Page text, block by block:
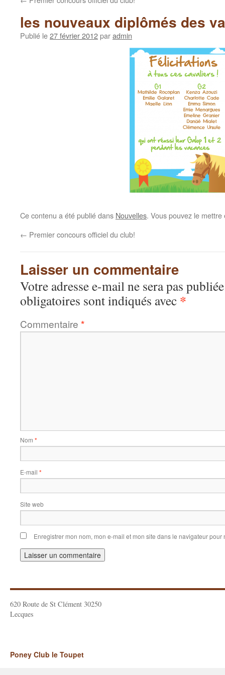
les nouveaux diplômés des
Publié le27 février 2012paradmin
Ce contenu a été publié dans Nouvelles. Vous pouvez le
← Premier concours officiel du club!
Laisser un commentaire
Votre adresse e-mail ne sera pas
obligatoires sont indiqués avec *
Commentaire *
Nom *
E-mail *
Site web
Enregistrer mon nom, mon e-mail et mon site dans le navigateur
620 Route de St Clément 30250
Lecques
Poney Club le Toupet